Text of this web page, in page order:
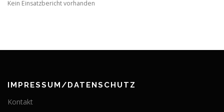
Kein Einsatzbericht vorhanden
IMPRESSUM/DATENSCHUTZ
Kontakt